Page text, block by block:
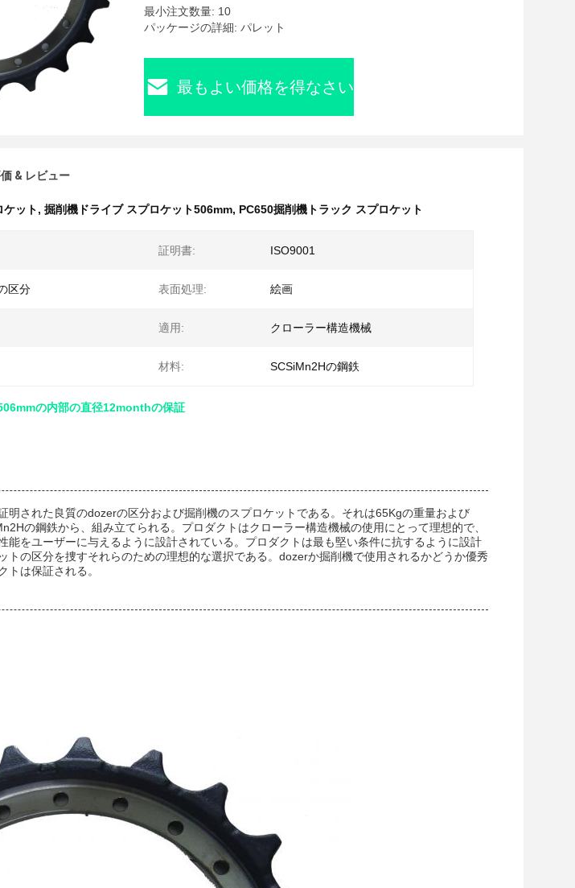
最小注文数量: 10
パッケージの詳細: パレット
最もよい価格を得なさい
& レビュー
ケット, 掘削機ドライブ スプロケット506mm, PC650掘削機トラック スプロケット
証明書: ISO9001
区分 表面処理: 絵画
適用: クローラー構造機械
材料: SCSiMn2Hの鋼鉄
の内部の直径12monthの保証
明された良質のdozerの区分および掘削機のスプロケットである。それは65Kgの重量および
の鋼鉄から、組み立てられる。プロダクトはクローラー構造機械の使用にとって理想的で、
能をユーザーに与えるように設計されている。プロダクトは最も堅い条件に抗するように設計
トの区分を捜すそれらのための理想的な選択である。dozerか掘削機で使用されるかどうか優秀
トは保証される。